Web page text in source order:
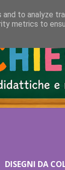
DISEGNI DA
to analyze
metrics to